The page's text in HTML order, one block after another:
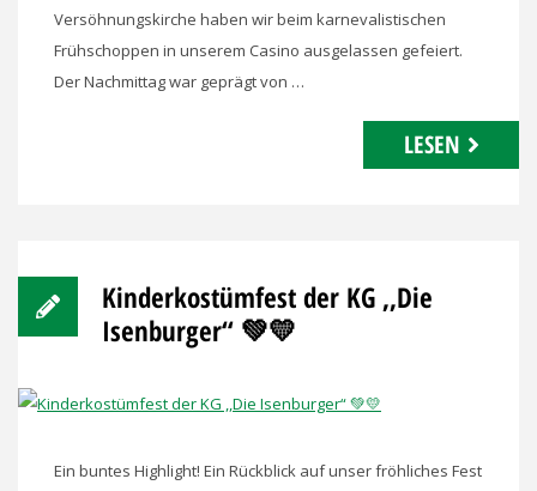
Versöhnungskirche haben wir beim karnevalistischen
Frühschoppen in unserem Casino ausgelassen gefeiert.
Der Nachmittag war geprägt von …
LESEN
Kinderkostümfest der KG ,,Die
Isenburger“ 💚💛
Ein buntes Highlight! Ein Rückblick auf unser fröhliches Fest